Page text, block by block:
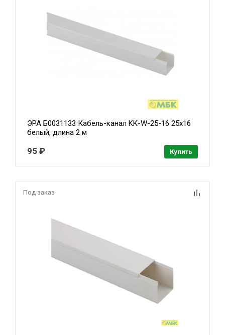
ЭРА Б0031133 Кабель-канал KK-W-25-16 25x16
белый, длина 2 м
95 ₽ Купить
Под заказ